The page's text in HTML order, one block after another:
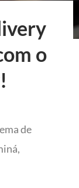
o
de